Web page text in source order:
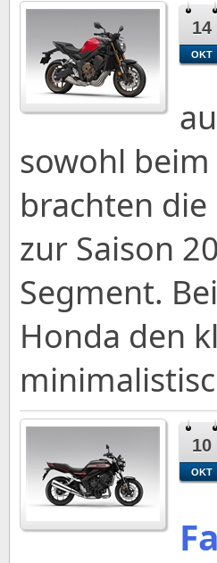
14
OKT
sowohl beim
brachten die
zur Saison
Segment.
Honda den
10
OKT